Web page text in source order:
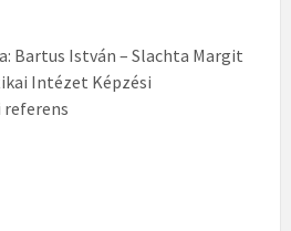
Bartus István – Slachta Margit
Intézet Képzési
referens